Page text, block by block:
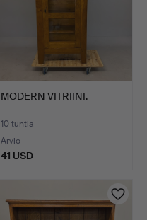
MODERN VITRIINI.
10 tuntia
Arvio
41 USD